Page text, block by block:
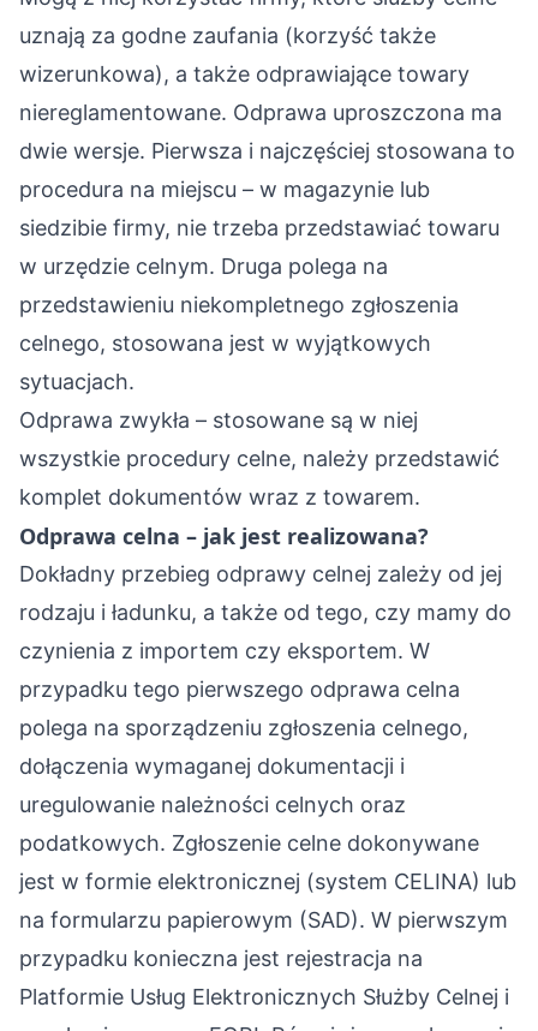
uznają za godne zaufania (korzyść także
wizerunkowa), a także odprawiające towary
niereglamentowane. Odprawa uproszczona ma
dwie wersje. Pierwsza i najczęściej stosowana to
procedura na miejscu – w magazynie lub
siedzibie firmy, nie trzeba przedstawiać towaru
w urzędzie celnym. Druga polega na
przedstawieniu niekompletnego zgłoszenia
celnego, stosowana jest w wyjątkowych
sytuacjach.
Odprawa zwykła – stosowane są w niej
wszystkie procedury celne, należy przedstawić
komplet dokumentów wraz z towarem.
Odprawa celna – jak jest realizowana?
Dokładny przebieg odprawy celnej zależy od jej
rodzaju i ładunku, a także od tego, czy mamy do
czynienia z importem czy eksportem. W
przypadku tego pierwszego odprawa celna
polega na sporządzeniu zgłoszenia celnego,
dołączenia wymaganej dokumentacji i
uregulowanie należności celnych oraz
podatkowych. Zgłoszenie celne dokonywane
jest w formie elektronicznej (system CELINA) lub
na formularzu papierowym (SAD). W pierwszym
przypadku konieczna jest rejestracja na
Platformie Usług Elektronicznych Służby Celnej i